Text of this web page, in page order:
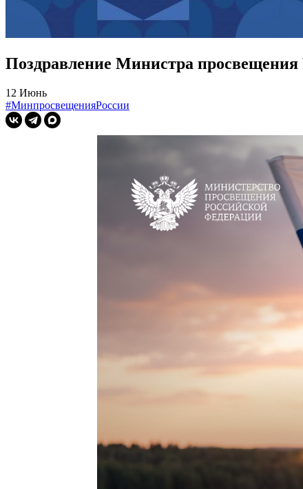
Поздравление Министра
12 Июнь
#МинпросвещенияРоссии